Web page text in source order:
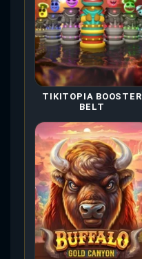
TIKITOPIA BOOSTER
BELT